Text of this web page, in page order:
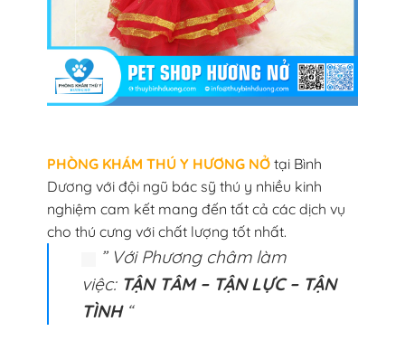
PHÒNG KHÁM THÚ Y HƯƠNG NỞtại Bình
Dương với đội ngũ bác sỹ thú y nhiều kinh
nghiệm cam kết mang đến tất cả các dịch vụ
cho thú cưng với chất lượng tốt nhất.
” Với Phương châm làm
việc: TẬN TÂM – TẬN LỰC – TẬN
TÌNH“